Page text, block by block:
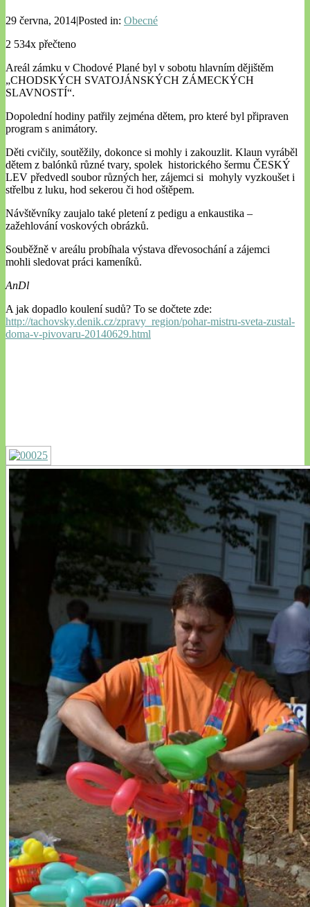
29 června, 2014|Posted in: Obecné
2 534x přečteno
Areál zámku v Chodové Plané byl v sobotu hlavním dějištěm
„CHODSKÝCH SVATOJÁNSKÝCH ZÁMECKÝCH
SLAVNOSTÍ“.
Dopolední hodiny patřily zejména dětem, pro které byl připraven
program s animátory.
Děti cvičily, soutěžily, dokonce si mohly i zakouzlit. Klaun vyráběl
dětem z balónků různé tvary, spolek historického šermu ČESKÝ
LEV předvedl soubor různých her, zájemci si mohyly vyzkoušet i
střelbu z luku, hod sekerou či hod oštěpem.
Návštěvníky zaujalo také pletení z pedigu a enkaustika –
zažehlování voskových obrázků.
Souběžně v areálu probíhala výstava dřevosochání a zájemci
mohli sledovat práci kameníků.
AnDl
A jak dopadlo koulení sudů? To se dočtete zde:
http://tachovsky.denik.cz/zpravy_region/pohar-mistru-sveta-zustal-
doma-v-pivovaru-20140629.html